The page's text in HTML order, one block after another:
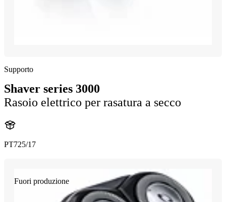
Supporto
Shaver series 3000
Rasoio elettrico per rasatura a secco
PT725/17
Fuori produzione